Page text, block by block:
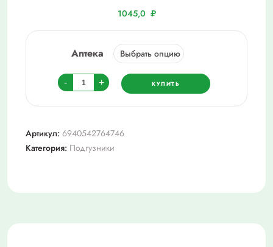
1045,0 ₽
Аптека
-
Количество
товара
Бона
подгузники-
трусы
М
+ КУПИТЬ
Артикул: 6940542764746
Категория: Подгузники